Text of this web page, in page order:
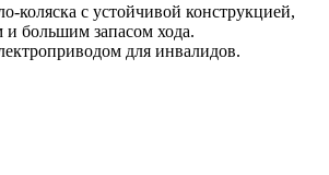
коляска с устойчивой конструкцией,
большим запасом хода.
для инвалидов.